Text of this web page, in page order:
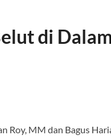
di
Roy, MM dan Bagus